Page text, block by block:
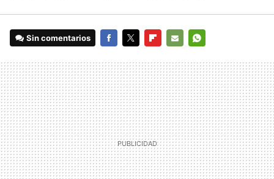
Sin comentarios
MAIL